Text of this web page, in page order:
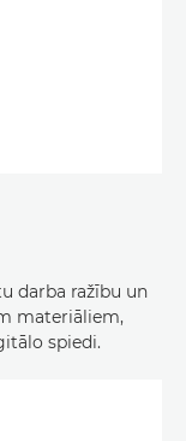
darba ražību un
materiāliem,
spiedi.